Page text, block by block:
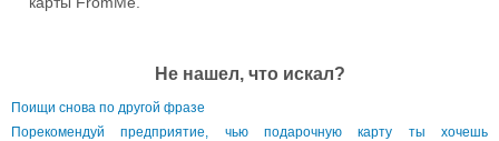
Не нашел, что искал?
Поищи снова по другой фразе
Порекомендуй предприятие, чью подарочную карту ты хочешь